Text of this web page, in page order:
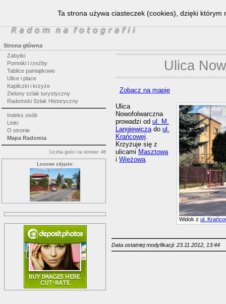
Strona główna
Zabytki
Pomniki i rzeźby
Tablice pamiątkowe
Ulice i place
Kapliczki i krzyże
Zielony szlak turystyczny
Radomski Szlak Historyczny
Indeks osób
Linki
O stronie
Mapa Radomia
Liczba gości na stronie: 46
Losowe zdjęcie:
Ulica
Zobacz na mapie
Widok zul.
Ulica
Nowofolwarczna
prowadzi od ul. M.
Langiewiczado ul.
Krańcowej.
Krzyżuje się z
ulicami Masztową
i Wieżową.
Data ostatniej modyfikacji: 23.11.2012, 13:44
Ta strona używa ciasteczek (cookies), dzięki którym